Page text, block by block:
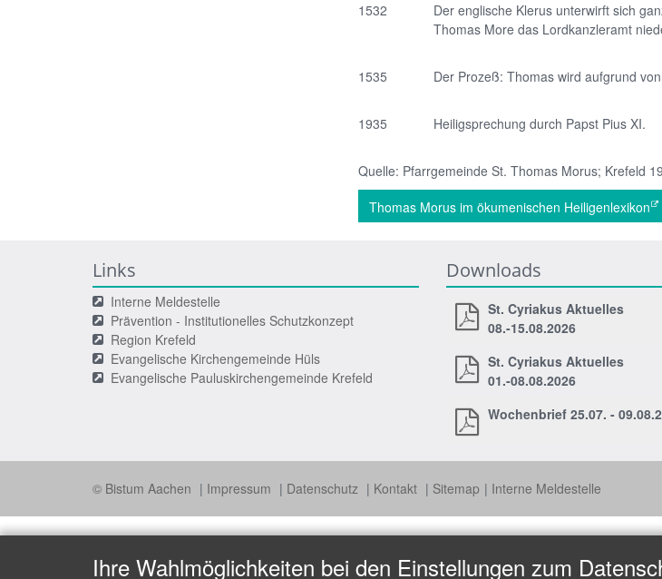
1532
Der englische Klerus unterwirft sich
Thomas More das Lordkanzleramt
1535 Der Prozeß: Thomas wird aufgrund
1935 Heiligsprechung durch Papst Pius XI.
Quelle: Pfarrgemeinde St. Thomas Morus; Krefeld
Thomas Morus im ökumenischen Heiligenlexikon
Links
Interne Meldestelle
Prävention - Institutionelles Schutzkonzept
Region Krefeld
Evangelische Kirchengemeinde Hüls
Evangelische Pauluskirchengemeinde Krefeld
Downloads
St. Cyriakus Aktuelles
08.-15.08.2026
St. Cyriakus Aktuelles
01.-08.08.2026
Wochenbrief 25.07. -
© Bistum Aachen Impressum Datenschutz Kontakt Sitemap Interne Meldestelle
Ihre Wahlmöglichkeiten bei den Einstellungen zum